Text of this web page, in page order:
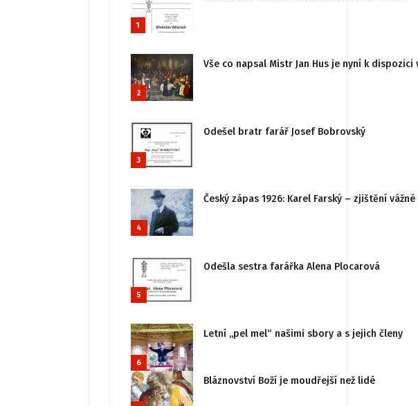
1
2
Vše co napsal Mistr Jan Hus je nyní k
3
Odešel bratr farář Josef Bobrovský
4
Český zápas 1926: Karel Farský – zjištění
5
Odešla sestra farářka Alena Plocarová
6
Letní „pel mel“ našimi sbory a s jejich členy
Bláznovství Boží je moudřejší než lidé